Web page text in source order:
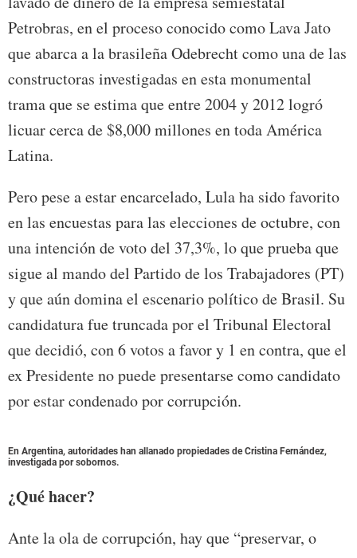
Petrobras, en el proceso conocido como Lava Jato
que abarca a la brasileña Odebrecht como una de las
constructoras investigadas en esta monumental
trama que se estima que entre 2004 y 2012 logró
licuar cerca de $8,000 millones en toda América
Latina.
Pero pese a estar encarcelado, Lula ha sido favorito
en las encuestas para las elecciones de octubre, con
una intención de voto del 37,3%, lo que prueba que
sigue al mando del Partido de los Trabajadores (PT)
y que aún domina el escenario político de Brasil. Su
candidatura fue truncada por el Tribunal Electoral
que decidió, con 6 votos a favor y 1 en contra, que el
ex Presidente no puede presentarse como candidato
por estar condenado por corrupción.
En Argentina, autoridades han allanado propiedades de Cristina Fernández,
investigada por sobornos.
¿Qué hacer?
Ante la ola de corrupción, hay que “preservar, o